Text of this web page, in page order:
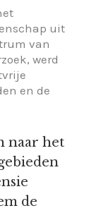
uit
van
werd
en de
naar het
de